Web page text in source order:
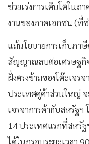
ช่วยเร่งการเติบโตในภ
งานของภาคเอกชน (ที่ช่
แม้นโยบายการเก็บภา
สัญญาณลบต่อเศรษฐกิ
ฝั่งตรงข้ามของโต๊ะเจร
ประเทศคู่ค้าส่วนใหญ่
เจรจาการค้ากับสหรัฐฯ
14 ประเทศแรกที่สหรัฐ
ได้ในกรอบระยะเวลา